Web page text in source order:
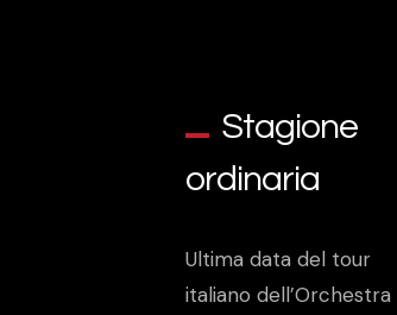
Stagione
ordinaria
Ultima data del tour
italiano dell’Orchestra